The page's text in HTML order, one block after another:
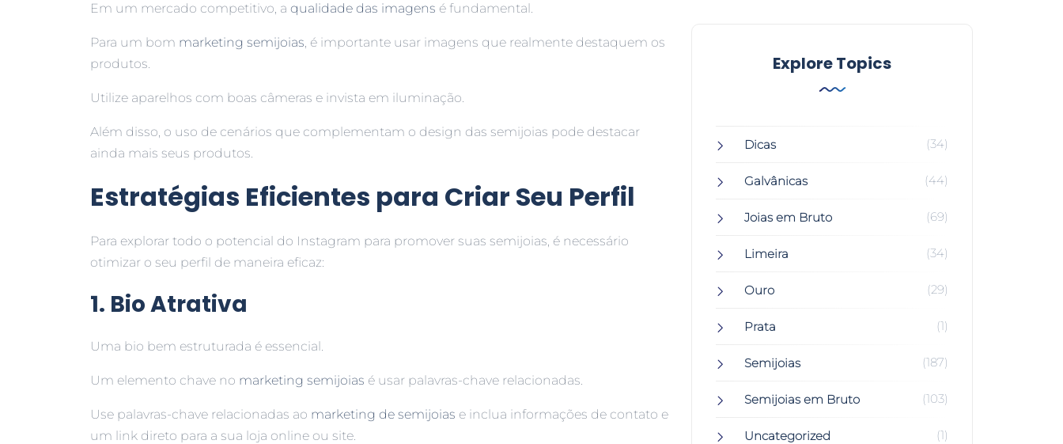
Em um mercado competitivo, a qualidade das imagens é fundamental.
Para um bom marketing semijoias, é importante usar imagens que realmente destaquem os
produtos.
Utilize aparelhos com boas câmeras e invista em iluminação.
Além disso, o uso de cenários que complementam o design das semijoias pode destacar
ainda mais seus produtos.
Estratégias Eficientes para Criar Seu Perfil
Para explorar todo o potencial do Instagram para promover suas semijoias, é necessário
otimizar o seu perfil de maneira eficaz:
1. Bio Atrativa
Uma bio bem estruturada é essencial.
Um elemento chave no marketing semijoias é usar palavras-chave relacionadas.
Use palavras-chave relacionadas ao marketing de semijoias e inclua informações de contato e
um link direto para a sua loja online ou site.
Explore Topics
Dicas (34)
Galvânicas (44)
Joias em Bruto (69)
Limeira (34)
Ouro (29)
Prata (1)
Semijoias (187)
Semijoias em Bruto (103)
Uncategorized (1)